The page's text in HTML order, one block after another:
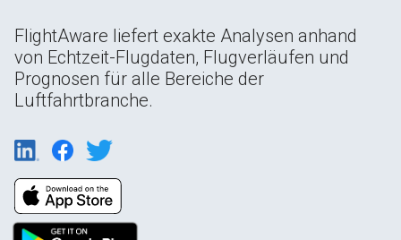
FlightAware liefert exakte Analysen anhand
von Echtzeit-Flugdaten, Flugverläufen und
Prognosen für alle Bereiche der
Luftfahrtbranche.